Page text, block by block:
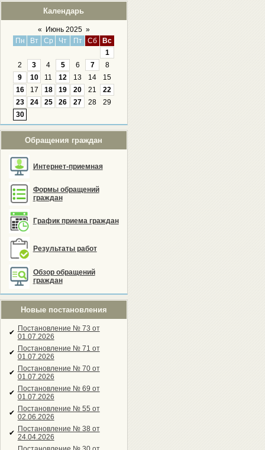
Календарь
« Июнь 2025 »
Пн
Вт Ср Чт Пт Сб
Вс
1
2
3 4 5 6 7
8
9
10 11 12 13 14
15
16
17 18 19 20 21
22
23
24 25 26 27 28
29
30
Обращения граждан
Интернет-приемная
Формы обращений
граждан
График приема граждан
Результаты работ
Обзор обращений
граждан
Новые постановления
✔ Постановление № 73 от
01.07.2026
✔ Постановление № 71 от
01.07.2026
✔ Постановление № 70 от
01.07.2026
✔ Постановление № 69 от
01.07.2026
✔ Постановление № 55 от
02.06.2026
✔ Постановление № 38 от
24.04.2026